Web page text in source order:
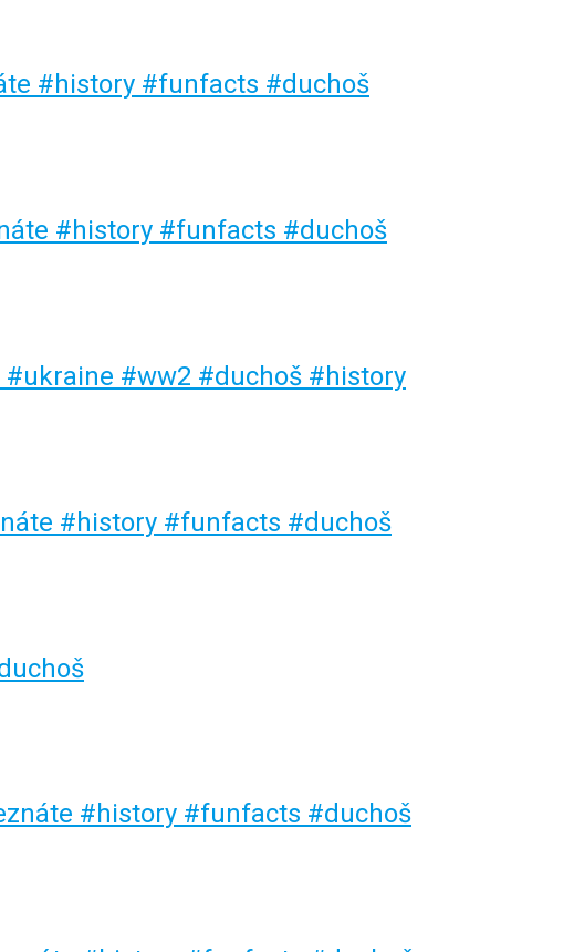
#history #funfacts #duchoš
#history #funfacts #duchoš
#ukraine #ww2 #duchoš #history
#history #funfacts #duchoš
#history #funfacts #duchoš